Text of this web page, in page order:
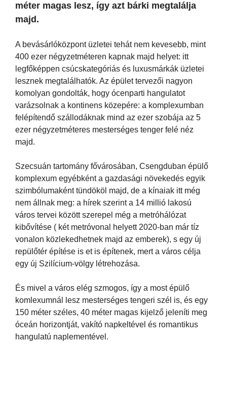
méter magas lesz, így azt bárki megtalálja
majd.
A bevásárlóközpont üzletei tehát nem kevesebb, mint
400 ezer négyzetméteren kapnak majd helyet: itt
legfőképpen csúcskategóriás és luxusmárkák üzletei
lesznek megtalálhatók. Az épület tervezői nagyon
komolyan gondolták, hogy ócenparti hangulatot
varázsolnak a kontinens közepére: a komplexumban
felépítendő szállodáknak mind az ezer szobája az 5
ezer négyzetméteres mesterséges tenger felé néz
majd.
Szecsuán tartomány fővárosában, Csengduban épülő
komplexum egyébként a gazdasági növekedés egyik
szimbólumaként tündököl majd, de a kínaiak itt még
nem állnak meg: a hírek szerint a 14 millió lakosú
város tervei között szerepel még a metróhálózat
kibővítése ( két metróvonal helyett 2020-ban már tíz
vonalon közlekedhetnek majd az emberek), s egy új
repülőtér építése is et is építenek, mert a város célja
egy új Szilícium-völgy létrehozása.
És mivel a város elég szmogos, így a most épülő
komlexumnál lesz mesterséges tengeri szél is, és egy
150 méter széles, 40 méter magas kijelző jeleníti meg
óceán horizontját, vakító napkeltével és romantikus
hangulatú naplementével.